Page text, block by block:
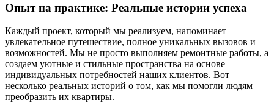
Опыт на практике: Реальные истории успеха
Каждый проект, который мы реализуем, напоминает
увлекательное путешествие, полное уникальных вызовов и
возможностей. Мы не просто выполняем ремонтные работы, а
создаем уютные и стильные пространства на основе
индивидуальных потребностей наших клиентов. Вот
несколько реальных историй о том, как мы помогли людям
преобразить их квартиры.